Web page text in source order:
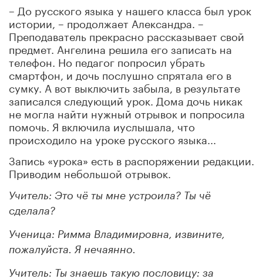
– До русского языка у нашего класса был урок
истории, – продолжает Александра. –
Преподаватель прекрасно рассказывает свой
предмет. Ангелина решила его записать на
телефон. Но педагог попросил убрать
смартфон, и дочь послушно спрятала его в
сумку. А вот выключить забыла, в результате
записался следующий урок. Дома дочь никак
не могла найти нужный отрывок и попросила
помочь. Я включила иуслышала, что
происходило на уроке русского языка...
Запись «урока» есть в распоряжении редакции.
Приводим небольшой отрывок.
Учитель: Это чё ты мне устроила? Ты чё
сделала?
Ученица: Римма Владимировна, извините,
пожалуйста. Я нечаянно.
Учитель: Ты знаешь такую пословицу: за